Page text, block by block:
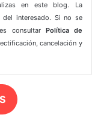
en este blog. La
del interesado. Si no se
consultar Política de
cancelación y